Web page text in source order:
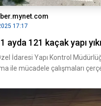
17:17
ayda 121 kaçak yapı
İdaresi Yapı Kontrol
ile mücadele çalışmaları